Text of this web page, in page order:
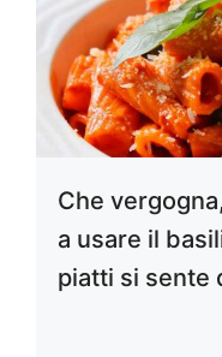
Che
a usare il
piatti si sente